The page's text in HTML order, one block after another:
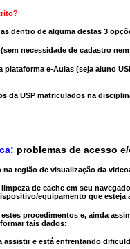
dentro de alguma destas 3
(sem necessidade de cadastro
plataforma e-Aulas (seja aluno
da USP matriculados na
problemas de acesso
na região de visualização da
de cache em seu
equipamento que esteja
procedimentos e, ainda
tais dados:
assistir e está enfrentando